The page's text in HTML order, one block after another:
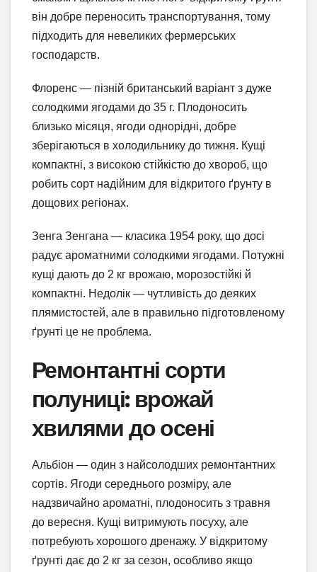
він добре переносить транспортування, тому
підходить для невеликих фермерських
господарств.
Флоренс — пізній британський варіант з дуже
солодкими ягодами до 35 г. Плодоносить
близько місяця, ягоди однорідні, добре
зберігаються в холодильнику до тижня. Кущі
компактні, з високою стійкістю до хвороб, що
робить сорт надійним для відкритого ґрунту в
дощових регіонах.
Зенга Зенгана — класика 1954 року, що досі
радує ароматними солодкими ягодами. Потужні
кущі дають до 2 кг врожаю, морозостійкі й
компактні. Недолік — чутливість до деяких
плямистостей, але в правильно підготовленому
ґрунті це не проблема.
Ремонтантні сорти
полуниці: врожай
хвилями до осені
Альбіон — один з найсолодших ремонтантних
сортів. Ягоди середнього розміру, але
надзвичайно ароматні, плодоносить з травня
до вересня. Кущі витримують посуху, але
потребують хорошого дренажу. У відкритому
ґрунті дає до 2 кг за сезон, особливо якщо